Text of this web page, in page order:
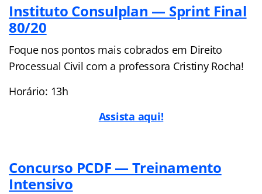
Instituto Consulplan — Sprint Final
80/20
Foque nos pontos mais cobrados em Direito
Processual Civil com a professora Cristiny Rocha!
Horário: 13h
Assista aqui!
Concurso PCDF — Treinamento
Intensivo